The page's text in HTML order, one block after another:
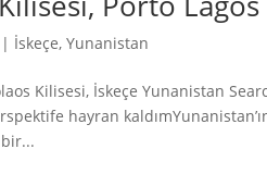
| İskeçe,Yunanistan
Kilisesi, İskeçe Yunanistan
hayran